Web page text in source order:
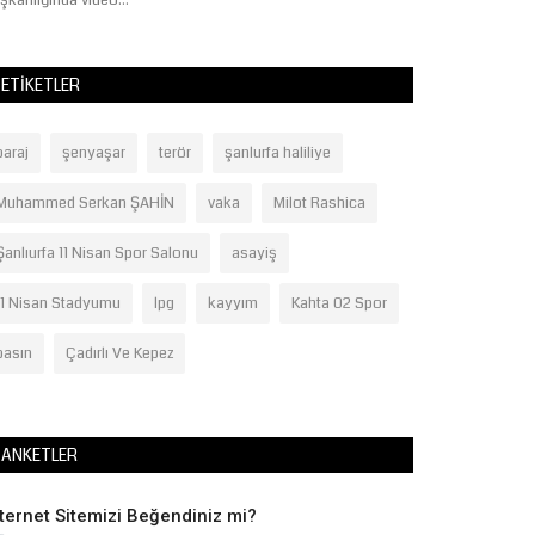
ETIKETLER
şenyaşar terör şanlurfa haliliye
Serkan ŞAHİN vaka Milot Rashica
11 Nisan Spor Salonu asayiş
Nisan Stadyumu lpg kayyım Kahta 02 Spor
Çadırlı Ve Kepez
ANKETLER
Sitemizi Beğendiniz mi?